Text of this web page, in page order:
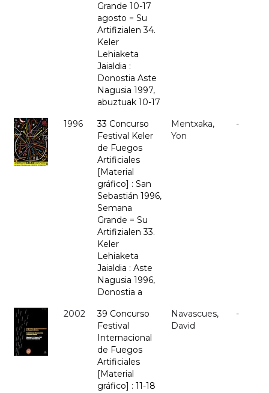
Grande 10-17
agosto = Su
Artifizialen 34.
Keler
Lehiaketa
Jaialdia :
Donostia Aste
Nagusia 1997,
abuztuak 10-17
1996
33 Concurso
Festival Keler
de Fuegos
Artificiales
[Material
gráfico] : San
Sebastián 1996,
Semana
Grande = Su
Artifizialen 33.
Keler
Lehiaketa
Jaialdia : Aste
Nagusia 1996,
Donostia a
Mentxaka,
Yon
-
2002
39 Concurso
Festival
Internacional
de Fuegos
Artificiales
[Material
gráfico] : 11-18
Navascues,
David
-